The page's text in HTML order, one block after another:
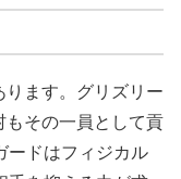
ます。グリズリー
もその一員として貢
ードはフィジカル